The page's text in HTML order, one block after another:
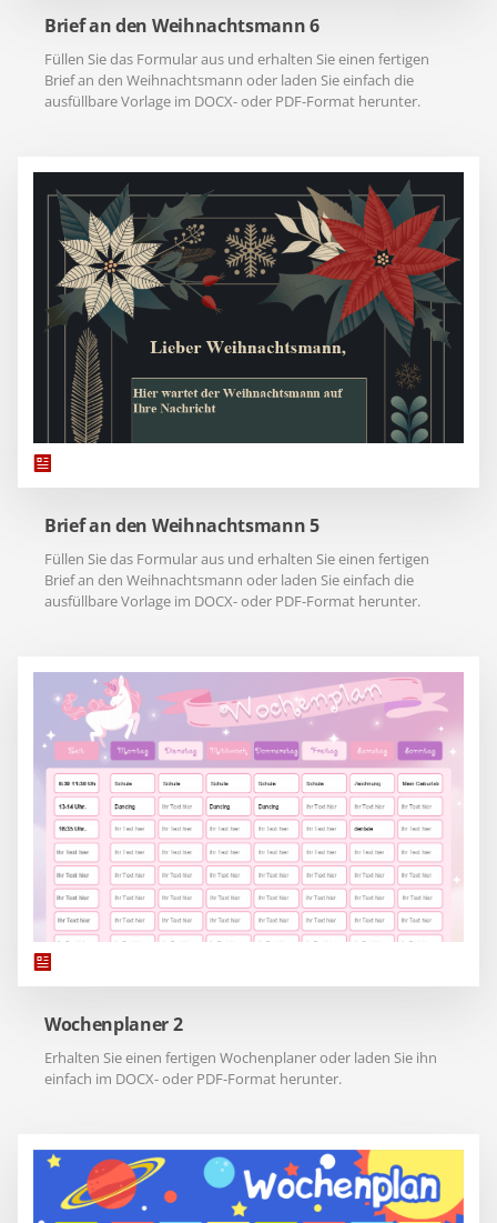
Brief an den Weihnachtsmann 6
Füllen Sie das Formular aus und erhalten Sie einen fertigen
Brief an den Weihnachtsmann oder laden Sie einfach die
ausfüllbare Vorlage im DOCX- oder PDF-Format herunter.
Brief an den Weihnachtsmann 5
Füllen Sie das Formular aus und erhalten Sie einen fertigen
Brief an den Weihnachtsmann oder laden Sie einfach die
ausfüllbare Vorlage im DOCX- oder PDF-Format herunter.
Wochenplaner 2
Erhalten Sie einen fertigen Wochenplaner oder laden Sie ihn
einfach im DOCX- oder PDF-Format herunter.